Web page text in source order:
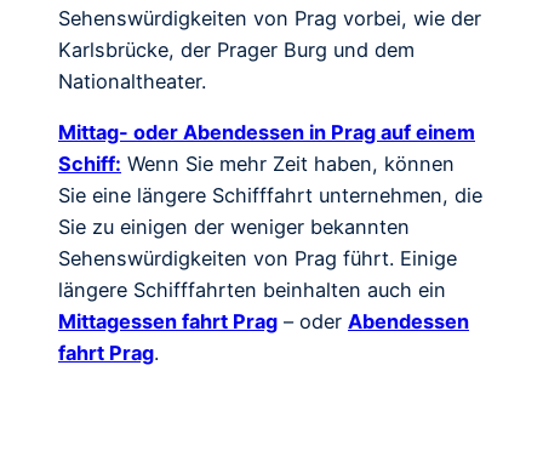
Sehenswürdigkeiten von Prag vorbei, wie der
Karlsbrücke, der Prager Burg und dem
Nationaltheater.
Mittag- oder Abendessen in Prag auf einem
Schiff: Wenn Sie mehr Zeit haben, können
Sie eine längere Schifffahrt unternehmen, die
Sie zu einigen der weniger bekannten
Sehenswürdigkeiten von Prag führt. Einige
längere Schifffahrten beinhalten auch ein
Mittagessen fahrt Prag – oder Abendessen
fahrt Prag.